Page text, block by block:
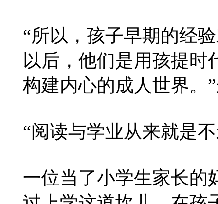
“所以，孩子早期的经
以后，他们是用孩提时
构建内心的成人世界。
“阅读与学业从来就是
一位当了小学生家长的